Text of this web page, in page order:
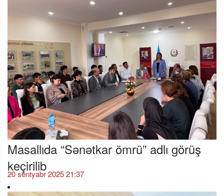
Masallıda “Sənətkar ömrü” adlı görüş
keçirilib
20 sentyabr 2025 21:37